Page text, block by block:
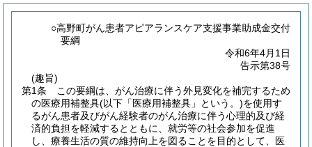
○高野町がん患者アピアランスケア支援事業助成金交付
要綱
令和6年4月1日
告示第38号
(趣旨)
第1条
この要綱は、がん治療に伴う外見変化を補完するため
の医療用補整具(以下「医療用補整具」という。)を使用す
るがん患者及びがん経験者のがん治療に伴う心理的及び経
済的負担を軽減するとともに、就労等の社会参加を促進
し、療養生活の質の維持向上を図ることを目的として、医